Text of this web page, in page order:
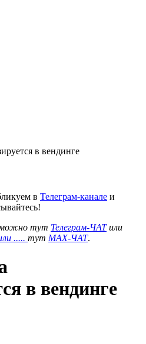
в вендинге
в Телеграм-канале и
тут Телеграм-ЧАТили
..... тут MAX-ЧАТ.
в вендинге